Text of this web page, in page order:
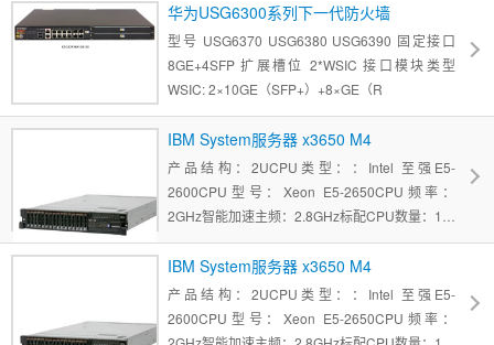
8XXXXXXXXXX（X=0-9,A-Z，a-z，-，/，空
白，代表销售地区不同，不影响安...3C规格型
号：IPC-
华为USG6300系列下一代防火墙
型号 USG6370 USG6380 USG6390 固定接口
8GE+4SFP 扩展槽位 2*WSIC 接口模块类型
WSIC: 2×10GE（SFP+）+8×GE（R
IBM System服务器 x3650 M4
产品结构：2UCPU类型：：Intel 至强E5-
2600CPU型号：Xeon E5-2650CPU频率：
2GHz智能加速主频：2.8GHz标配CPU数量：1颗
最大CPU数量：2颗
IBM System服务器 x3650 M4
产品结构：2UCPU类型：：Intel 至强E5-
2600CPU型号：Xeon E5-2650CPU频率：